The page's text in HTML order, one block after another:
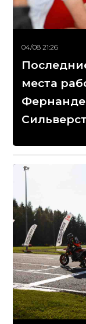
04/08 21:26
места